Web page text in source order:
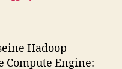
Hadoop
Compute Engine: